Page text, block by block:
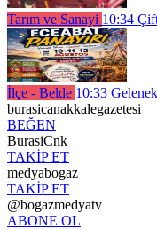
Tarım ve Sanayi 10:34
İlçe - Belde 10:33
burasicanakkalegazetesi
BEĞEN
BurasiCnk
TAKİP ET
medyabogaz
TAKİP ET
@bogazmedyatv
ABONE OL